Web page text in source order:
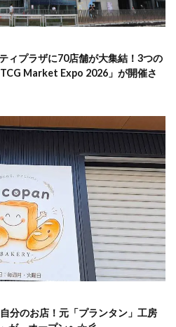
ィプラザに70店舗が大集結！3つの
Market Expo 2026」が開催さ
分のお店！元「プランタン」工房